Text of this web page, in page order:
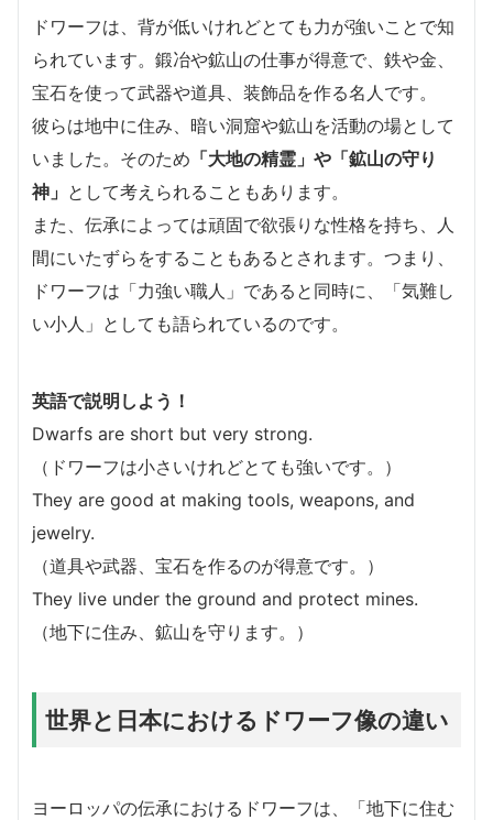
ドワーフは、背が低いけれどとても力が強いことで知
られています。鍛冶や鉱山の仕事が得意で、鉄や金、
宝石を使って武器や道具、装飾品を作る名人です。
彼らは地中に住み、暗い洞窟や鉱山を活動の場として
いました。そのため 「大地の精霊」や「鉱山の守り
神」 として考えられることもあります。
また、伝承によっては頑固で欲張りな性格を持ち、人
間にいたずらをすることもあるとされます。つまり、
ドワーフは「力強い職人」であると同時に、「気難し
い小人」としても語られているのです。
英語で説明しよう！
Dwarfs are short but very strong.
（ドワーフは小さいけれどとても強いです。）
They are good at making tools, weapons, and
jewelry.
（道具や武器、宝石を作るのが得意です。）
They live under the ground and protect mines.
（地下に住み、鉱山を守ります。）
世界と日本におけるドワーフ像の違い
ヨーロッパの伝承におけるドワーフは、「地下に住む